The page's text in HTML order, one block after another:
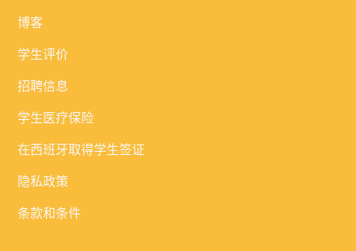
博客
学生评价
招聘信息
学生医疗保险
在西班牙取得学生签证
隐私政策
条款和条件